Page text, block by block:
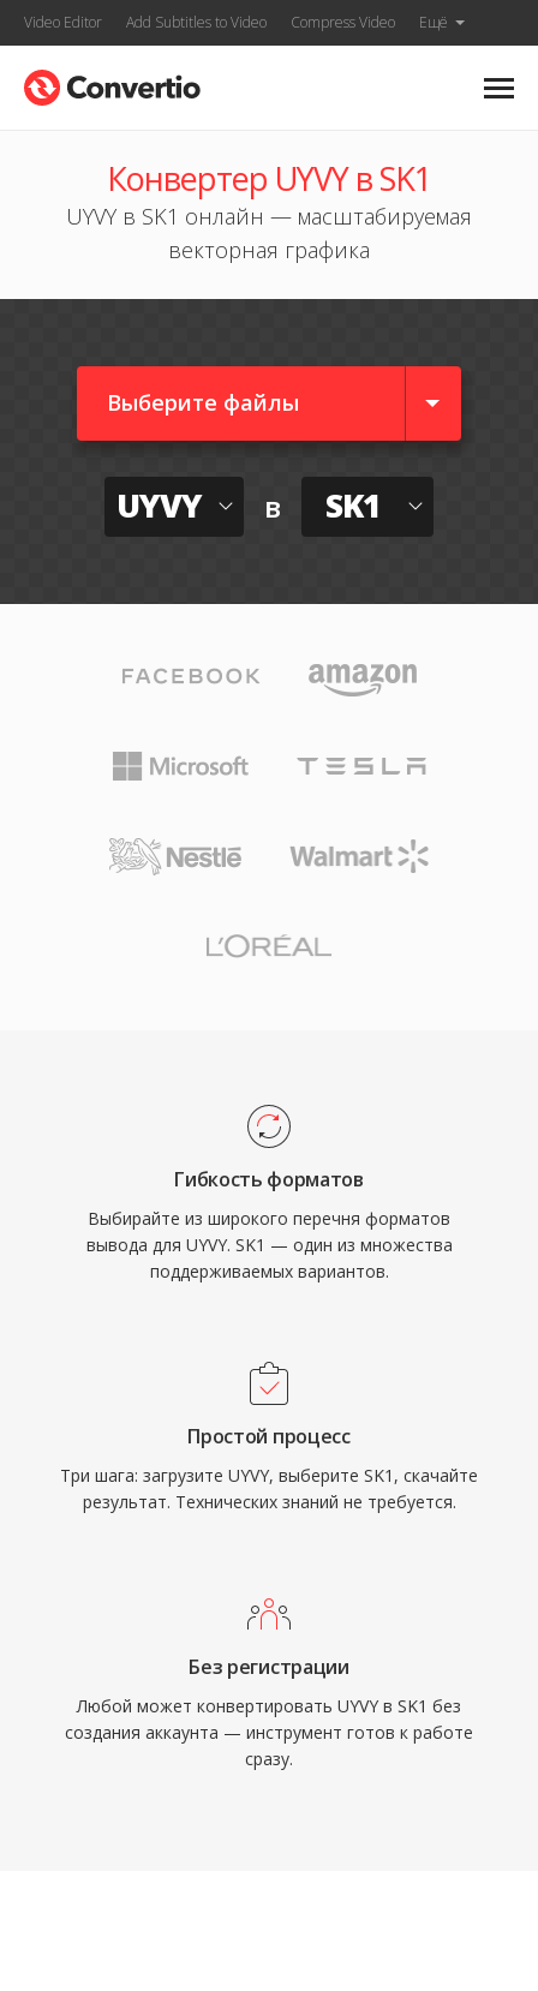
Video Editor Add Subtitles to Video Compress Video Ещё
Конвертер UYVY в SK1
UYVY в SK1 онлайн — масштабируемая
векторная графика
Выберите файлы
UYVY в SK1
Гибкость форматов
Выбирайте из широкого перечня форматов
вывода для UYVY. SK1 — один из множества
поддерживаемых вариантов.
Простой процесс
Три шага: загрузите UYVY, выберите SK1, скачайте
результат. Технических знаний не требуется.
Без регистрации
Любой может конвертировать UYVY в SK1 без
создания аккаунта — инструмент готов к работе
сразу.